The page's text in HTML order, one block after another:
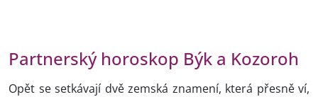
Partnerský horoskop Býk a Kozoroh
Opět se setkávají dvě zemská znamení, která přesně ví,